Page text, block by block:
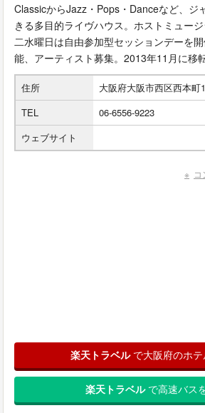
ClassicからJazz・Pops・Danceなど、ジ
きる多目的ライヴハウス。ホストミュー
二水曜日は自由参加型セッションデーを
能、アーティスト募集。2013年11月に移転
住所
大阪府大阪市西区西本町
TEL
06-6556-9223
ウェブサイト
楽天トラベルで大阪府のホテ
楽天トラベルで高速バス